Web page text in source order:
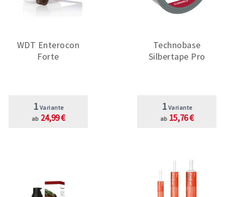
WDT Enterocon
Forte
1 Variante
ab 24,99 €
Technobase
Silbertape Pro
1 Variante
ab 15,76 €